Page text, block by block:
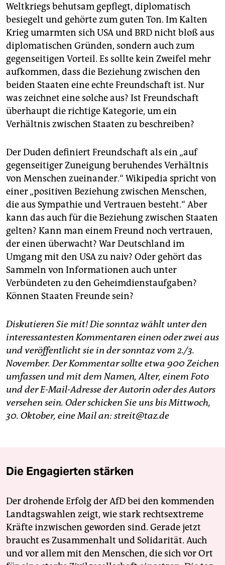
Weltkriegs behutsam gepflegt, diplomatisch
besiegelt und gehörte zum guten Ton. Im Kalten
Krieg umarmten sich USA und BRD nicht bloß aus
diplomatischen Gründen, sondern auch zum
gegenseitigen Vorteil. Es sollte kein Zweifel mehr
aufkommen, dass die Beziehung zwischen den
beiden Staaten eine echte Freundschaft ist. Nur
was zeichnet eine solche aus? Ist Freundschaft
überhaupt die richtige Kategorie, um ein
Verhältnis zwischen Staaten zu beschreiben?
Der Duden definiert Freundschaft als ein „auf
gegenseitiger Zuneigung beruhendes Verhältnis
von Menschen zueinander.“ Wikipedia spricht von
einer „positiven Beziehung zwischen Menschen,
die aus Sympathie und Vertrauen besteht.“ Aber
kann das auch für die Beziehung zwischen Staaten
gelten? Kann man einem Freund noch vertrauen,
der einen überwacht? War Deutschland im
Umgang mit den USA zu naiv? Oder gehört das
Sammeln von Informationen auch unter
Verbündeten zu den Geheimdienstaufgaben?
Können Staaten Freunde sein?
Diskutieren Sie mit! Die sonntaz wählt unter den
interessantesten Kommentaren einen oder zwei aus
und veröffentlicht sie in der sonntaz vom 2./3.
November. Der Kommentar sollte etwa 900 Zeichen
umfassen und mit dem Namen, Alter, einem Foto
und der E-Mail-Adresse der Autorin oder des Autors
versehen sein. Oder schicken Sie uns bis Mittwoch,
30. Oktober, eine Mail an: streit@taz.de
Die Engagierten stärken
Der drohende Erfolg der AfD bei den kommenden
Landtagswahlen zeigt, wie stark rechtsextreme
Kräfte inzwischen geworden sind. Gerade jetzt
braucht es Zusammenhalt und Solidarität. Auch
und vor allem mit den Menschen, die sich vor Ort